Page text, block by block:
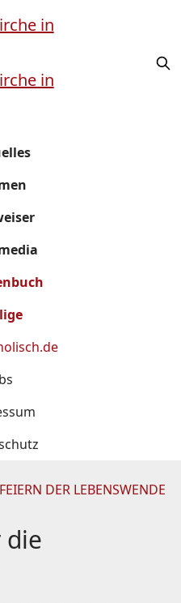
DER LEBENSWENDE
die